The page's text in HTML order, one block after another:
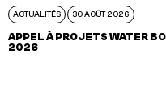
ACTUALITÉS 30 AOÛT 2026
APPEL À PROJETS WATER
2026